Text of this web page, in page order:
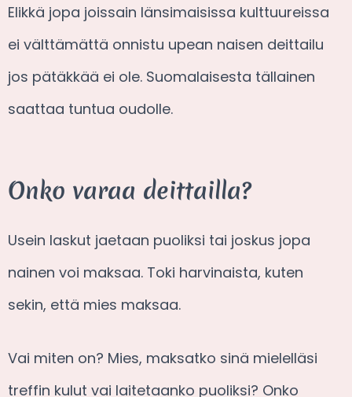
Elikkä jopa joissain länsimaisissa kulttuureissa
ei välttämättä onnistu upean naisen deittailu
jos pätäkkää ei ole. Suomalaisesta tällainen
saattaa tuntua oudolle.
Onko varaa deittailla?
Usein laskut jaetaan puoliksi tai joskus jopa
nainen voi maksaa. Toki harvinaista, kuten
sekin, että mies maksaa.
Vai miten on? Mies, maksatko sinä mielelläsi
treffin kulut vai laitetaanko puoliksi? Onko